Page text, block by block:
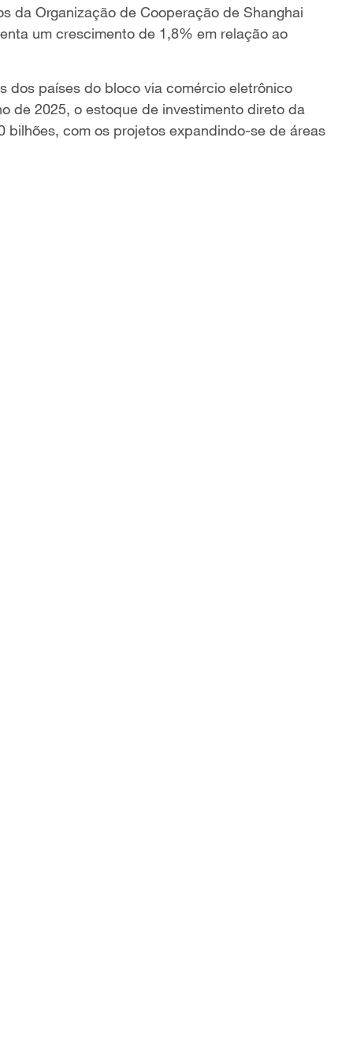
da Organização de Cooperação de Shanghai
um crescimento de 1,8% em relação ao
dos países do bloco via comércio eletrônico
de 2025, o estoque de investimento direto da
bilhões, com os projetos expandindo-se de áreas